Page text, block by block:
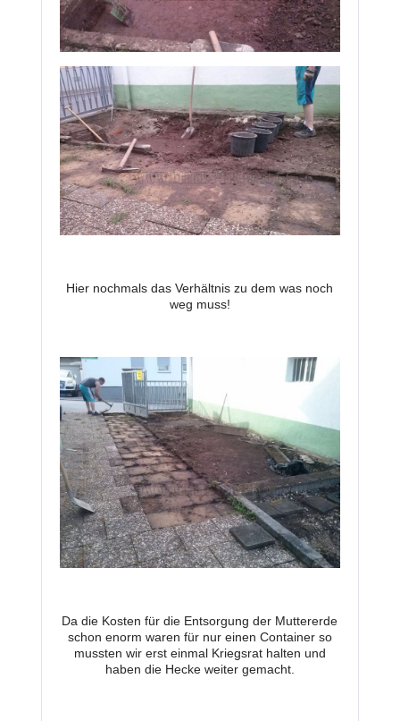
Hier nochmals das Verhältnis zu dem was noch
weg muss!
Da die Kosten für die Entsorgung der Muttererde
schon enorm waren für nur einen Container so
mussten wir erst einmal Kriegsrat halten und
haben die Hecke weiter gemacht.